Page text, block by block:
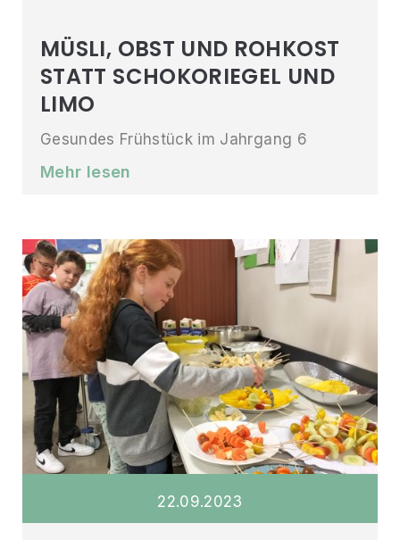
MÜSLI, OBST UND ROHKOST
STATT SCHOKORIEGEL UND
LIMO
Gesundes Frühstück im Jahrgang 6
Mehr lesen
22.09.2023